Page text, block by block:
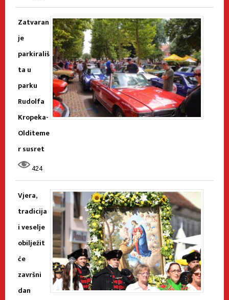
Zatvaran
je
parkirališ
ta u
parku
Rudolfa
Kropeka-
Olditeme
r susret
424
Vjera,
tradicija
i veselje
obilježit
će
završni
dan